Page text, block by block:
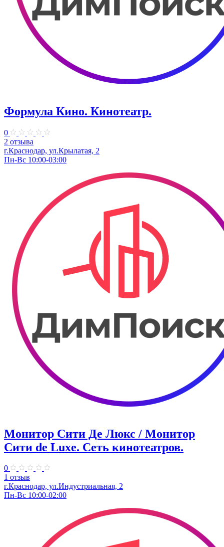
Формула Кино. Кинотеатр.
0
2 отзыва
г.Краснодар, ул.Крылатая, 2
Пн-Вс 10:00-03:00
Монитор Сити Де Люкс / Монитор
Сити de Luxe. Сеть кинотеатров.
0
1 отзыв
г.Краснодар, ул.Индустриальная, 2
Пн-Вс 10:00-02:00